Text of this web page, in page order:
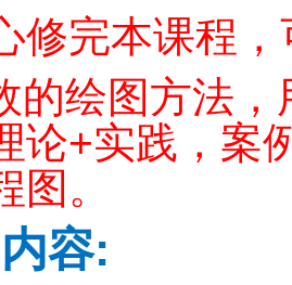
修完本课程，
的绘图方法
论+实践，案
图。
容: